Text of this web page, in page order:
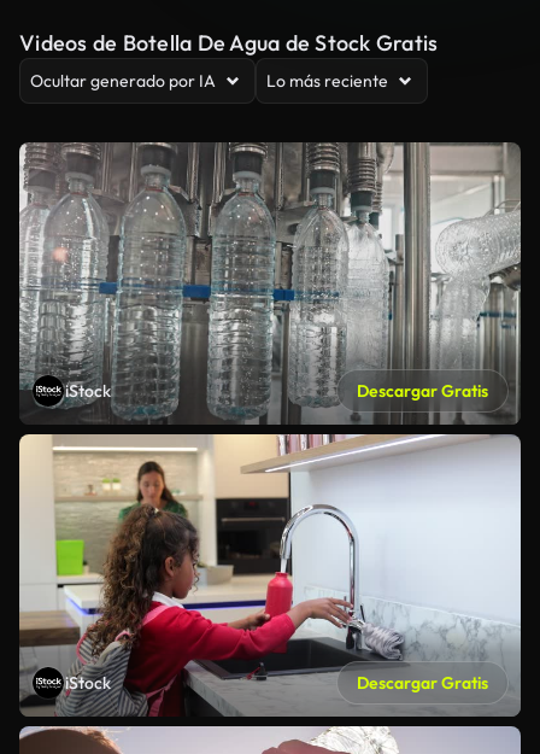
Videos de Botella De Agua de Stock Gratis
Ocultar generado por IA Lo más reciente
iStock Descargar Gratis
iStock Descargar Gratis